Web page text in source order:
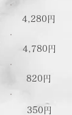
4,280円
4,780円
820円
350円